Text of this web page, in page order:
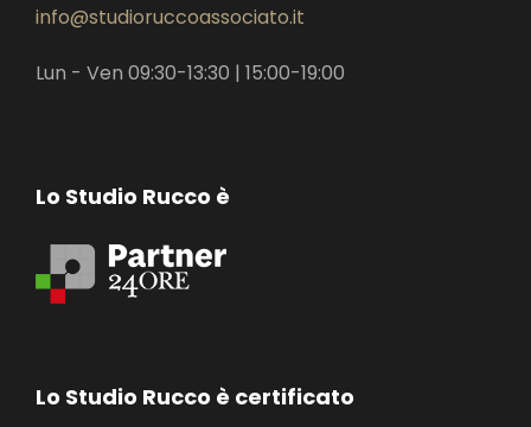
info@studioruccoassociato.it
Lun - Ven 09:30-13:30 | 15:00-19:00
Lo Studio Rucco è
Lo Studio Rucco è certificato